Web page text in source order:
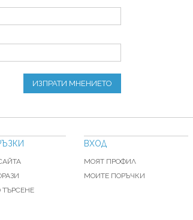
ИЗПРАТИ МНЕНИЕТО
ВХОД
МОЯТ ПРОФИЛ
МОИТЕ ПОРЪЧКИ